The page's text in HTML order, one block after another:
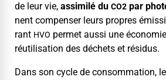
de leur vie, assim­ilé du CO2 par
nent com­penser leurs pro­pres
rant HVO per­met aus­si une
réu­til­i­sa­tion des déchets et résidus.
Dans son cycle de con­som­ma­tion,